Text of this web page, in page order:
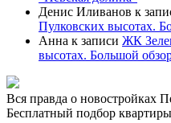
Денис Иливанов к
Пулковских высотах.
Анна к записи ЖК
высотах. Большой
Вся правда о новостройках
Бесплатный подбор